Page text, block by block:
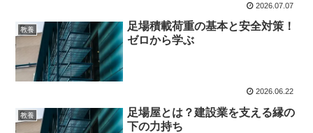
2026.07.07
教養
足場積載荷重の基本と安全対策！
ゼロから学ぶ
2026.06.22
教養
足場屋とは？建設業を支える縁の
下の力持ち